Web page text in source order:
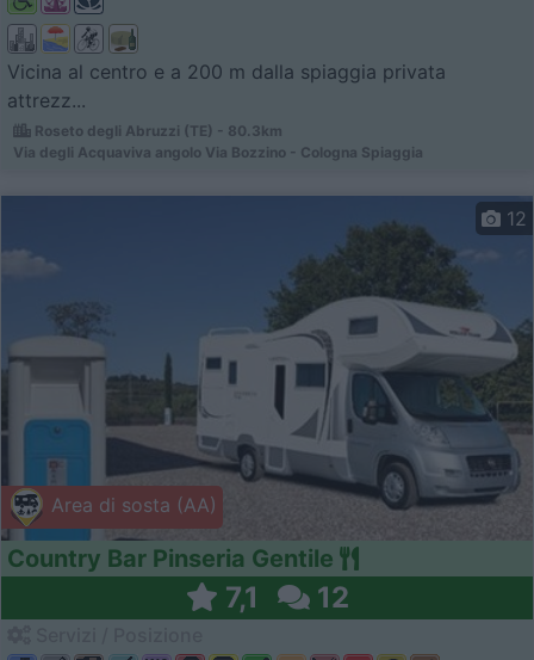
Vicina al centro e a 200 m dalla spiaggia privata
attrezz...
Roseto degli Abruzzi (TE) - 80.3km
Via degli Acquaviva angolo Via Bozzino - Cologna Spiaggia
Area di sosta (AA)
12
Country Bar Pinseria Gentile
7,1 12